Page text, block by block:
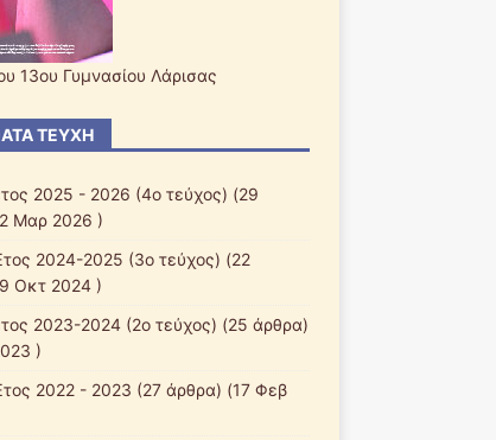
13ου Γυμνασίου Λάρισας
ΤΕΎΧΗ
2025 - 2026 (4ο τεύχος) (29
Μαρ 2026 )
2024-2025 (3ο τεύχος) (22
Οκτ 2024 )
2023-2024 (2ο τεύχος) (25 άρθρα)
)
2022 - 2023 (27 άρθρα) (17 Φεβ